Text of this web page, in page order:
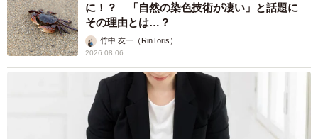
に！？ 「自然の染色技術が凄い」と話題に
その理由とは…？
竹中 友一（RinToris）
2026.08.06